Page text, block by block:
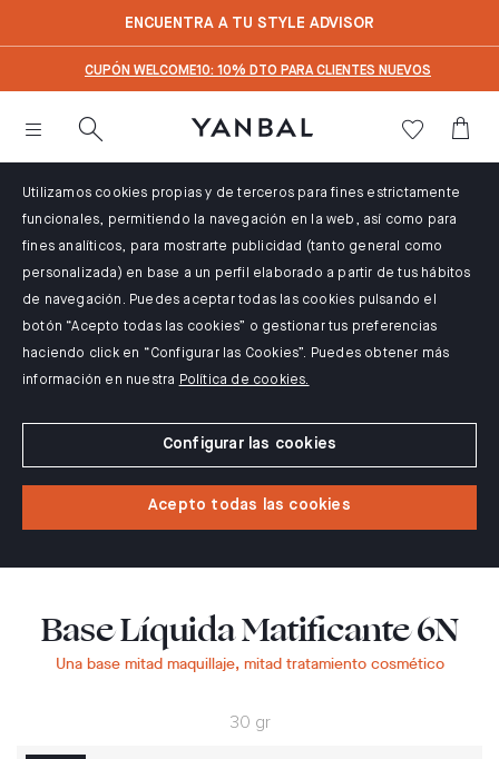
ENCUENTRA A TU STYLE ADVISOR
CUPÓN WELCOME10: 10% DTO PARA CLIENTES NUEVOS
Utilizamos cookies propias y de terceros para fines estrictamente
funcionales, permitiendo la navegación en la web, así como para
fines analíticos, para mostrarte publicidad (tanto general como
personalizada) en base a un perfil elaborado a partir de tus hábitos
de navegación. Puedes aceptar todas las cookies pulsando el
botón “Acepto todas las cookies” o gestionar tus preferencias
haciendo click en “Configurar las Cookies”. Puedes obtener más
información en nuestra Política de cookies.
Configurar las cookies
Acepto todas las cookies
Base Líquida Matificante 6N
Una base mitad maquillaje, mitad tratamiento cosmético
30 gr